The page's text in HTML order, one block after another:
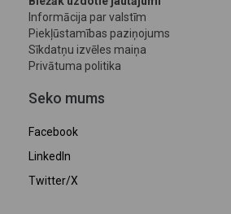
Informācija par valstīm
Piekļūstamības paziņojums
Sīkdatņu izvēles maiņa
Privātuma politika
Seko mums
Facebook
LinkedIn
Twitter/X